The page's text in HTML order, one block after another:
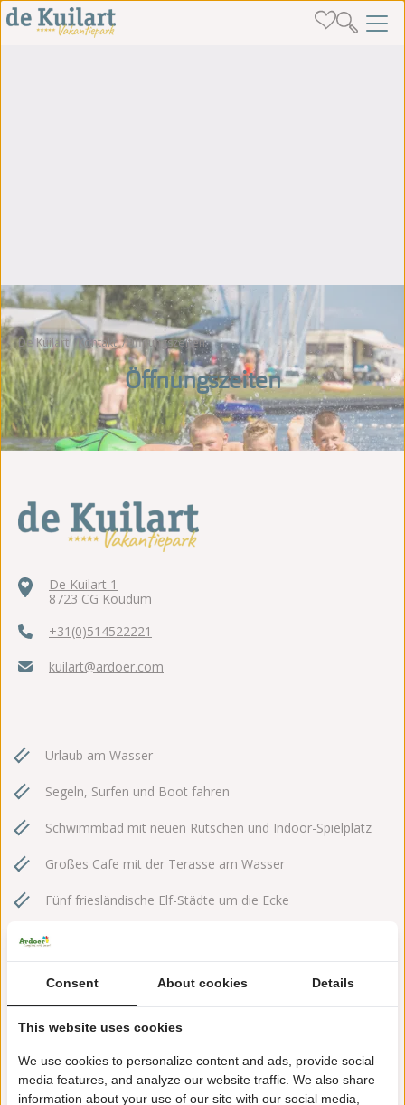
De Kuilart Kontakt Öffnungszeiten
Öffnungszeiten
De Kuilart 1
8723 CG Koudum
+31(0)514522221
kuilart@ardoer.com
Urlaub am Wasser
Segeln, Surfen und Boot fahren
Schwimmbad mit neuen Rutschen und Indoor-Spielplatz
Großes Cafe mit der Terasse am Wasser
Fünf friesländische Elf-Städte um die Ecke
Broschüre De Kuilart
Consent About cookies Details
This website uses cookies
We use cookies to personalize content and ads, provide social
media features, and analyze our website traffic. We also share
information about your use of our site with our social media,